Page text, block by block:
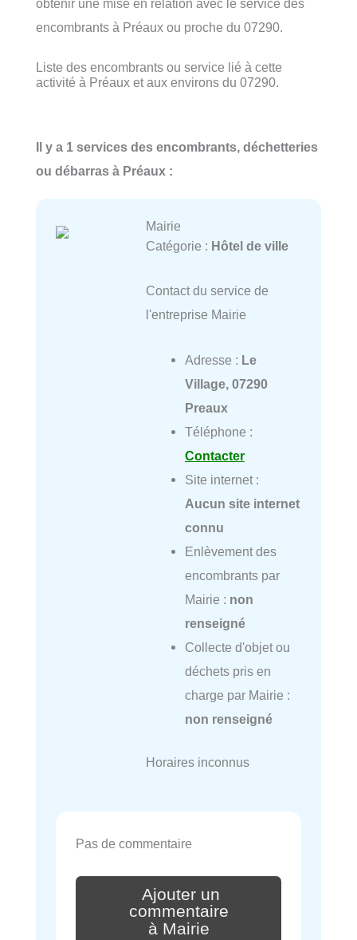
obtenir une mise en relation avec le service des
encombrants à Préaux ou proche du 07290.
Liste des encombrants ou service lié à cette
activité à Préaux et aux environs du 07290.
Il y a 1 services des encombrants, déchetteries
ou débarras à Préaux :
Mairie
Catégorie : Hôtel de ville
Contact du service de
l'entreprise Mairie
Adresse : Le
Village, 07290
Preaux
Téléphone :
Contacter
Site internet :
Aucun site internet
connu
Enlèvement des
encombrants par
Mairie : non
renseigné
Collecte d'objet ou
déchets pris en
charge par Mairie :
non renseigné
Horaires inconnus
Pas de commentaire
Ajouter un
commentaire
à Mairie